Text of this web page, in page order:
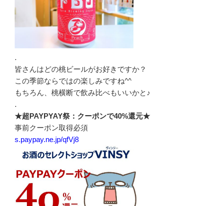
.
皆さんはどの桃ビールがお好きですか？
この季節ならではの楽しみですね^^
もちろん、桃横断で飲み比べもいいかと♪
.
★超PAYPYAY祭：クーポンで40%還元★
事前クーポン取得必須
s.paypay.ne.jp/qfVj8